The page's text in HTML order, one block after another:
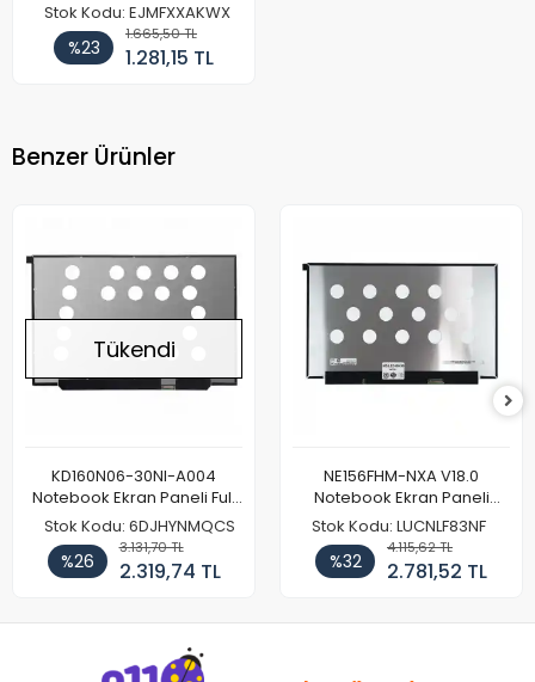
Stok Kodu: EJMFXXAKWX
%23
1.665,50 TL
1.281,15 TL
Benzer Ürünler
Tükendi
KD160N06-30NI-A004
Notebook Ekran Paneli Full
HD
Stok Kodu: 6DJHYNMQCS
%26
3.131,70 TL
2.319,74 TL
NE156FHM-NXA V18.0
Notebook Ekran Paneli
144Hz
Stok Kodu: LUCNLF83NF
%32
4.115,62 TL
2.781,52 TL